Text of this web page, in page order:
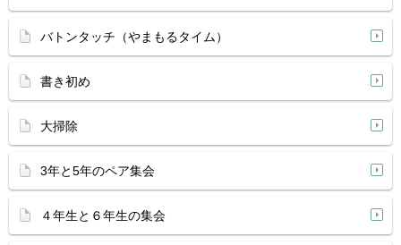
バトンタッチ（やまもるタイム）
書き初め
大掃除
3年と5年のペア集会
４年生と６年生の集会